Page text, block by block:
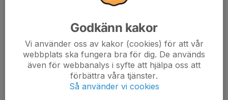
Godkänn kakor
Vi använder oss av kakor (cookies) för att vår
webbplats ska fungera bra för dig. De används
även för webbanalys i syfte att hjälpa oss att
förbättra våra tjänster.
Så använder vi cookies